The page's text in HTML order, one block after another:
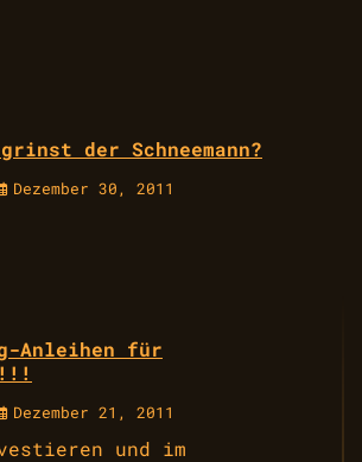
grinst der Schneemann?
Dezember 30, 2011
Anleihen für
Dezember 21, 2011
und im